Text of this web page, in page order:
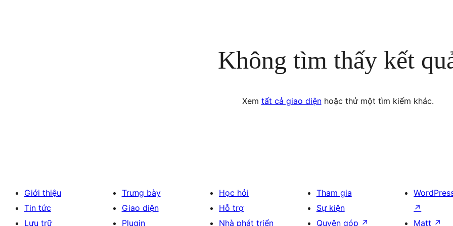
Không tìm thấy kết
Xem tất cả giao diệnhoặc thử một tìm kiếm khác.
Giới thiệu
Tin tức
Lưu trữ
Trưng bày
Giao diện
Plugin
Học hỏi
Hỗ trợ
Nhà phát triển
Tham gia
Sự kiện
Quyên góp ↗
↗
Matt ↗